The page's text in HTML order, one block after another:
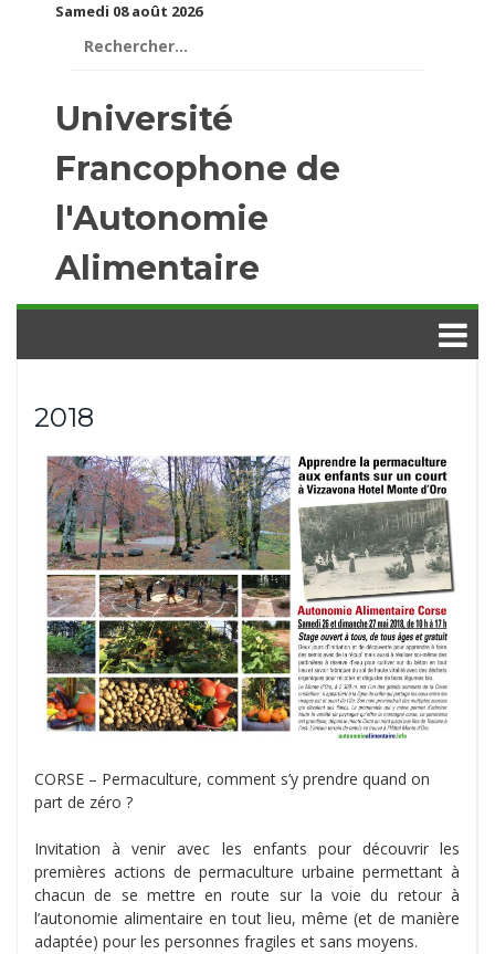
Samedi 08 août 2026
Université
Francophone de
l'Autonomie
Alimentaire
2018
CORSE – Permaculture, comment s’y prendre quand on
part de zéro ?
Invitation à venir avec les enfants pour découvrir les
premières actions de permaculture urbaine permettant à
chacun de se mettre en route sur la voie du retour à
l’autonomie alimentaire en tout lieu, même (et de manière
adaptée) pour les personnes fragiles et sans moyens.